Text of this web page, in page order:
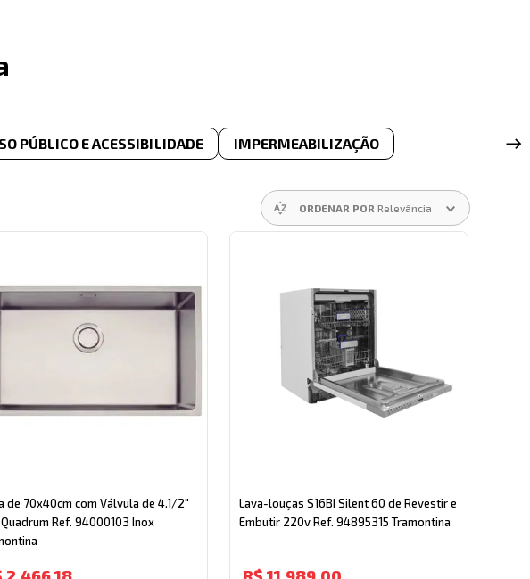
PÚBLICO E ACESSIBILIDADE IMPERMEABILIZAÇÃO
ORDENAR POR Relevância
R$ 3,00
de 70x40cm com Válvula de 4.1/2"
Quadrum Ref. 94000103 Inox
Lava-louças S16BI Silent 60 de Revestir e
Embutir 220v Ref. 94895315 Tramontina